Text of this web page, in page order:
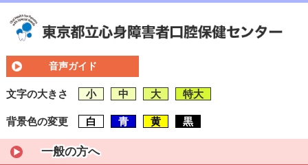
音声ガイド
文字の大きさ 小 中 大 特大
背景色の変更 白 青 黄 黒
一般の方へ